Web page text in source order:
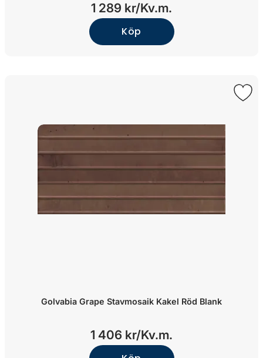
1 289 kr/Kv.m.
Köp
Golvabia Grape Stavmosaik Kakel Röd Blank
1 406 kr/Kv.m.